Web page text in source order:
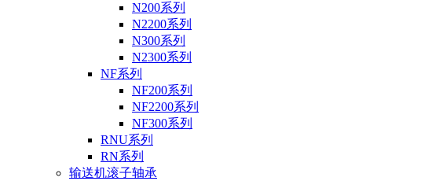
N200系列
N2200系列
N300系列
N2300系列
NF系列
NF200系列
NF2200系列
NF300系列
RNU系列
RN系列
输送机滚子轴承